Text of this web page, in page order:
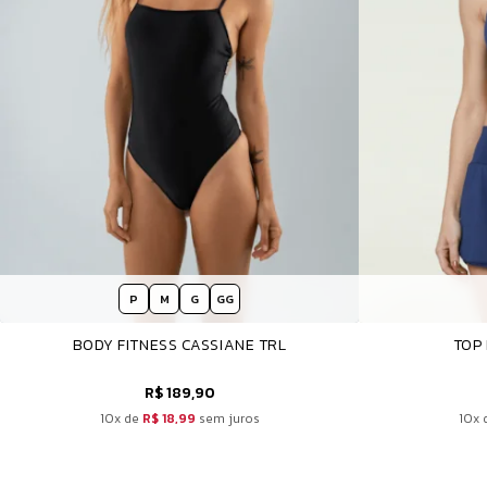
P M G GG
BODY FITNESS CASSIANE TRL
R$ 189,90
10x de R$ 18,99 sem juros
TOP
10x